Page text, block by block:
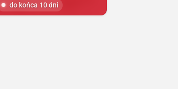
do końca 10 dni